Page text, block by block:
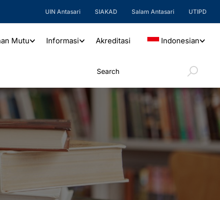
UIN Antasari SIAKAD Salam Antasari UTIPD
Mutu Informasi Akreditasi Indonesian